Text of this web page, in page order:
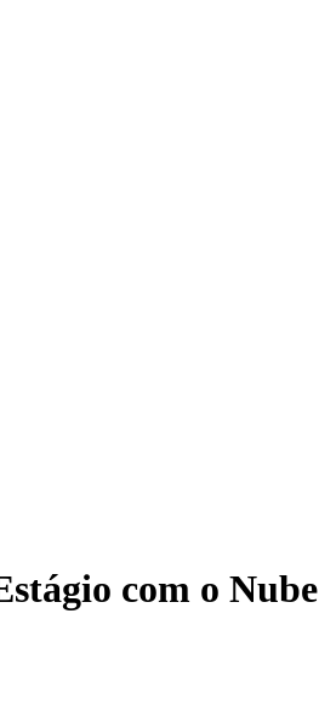
com o Nube